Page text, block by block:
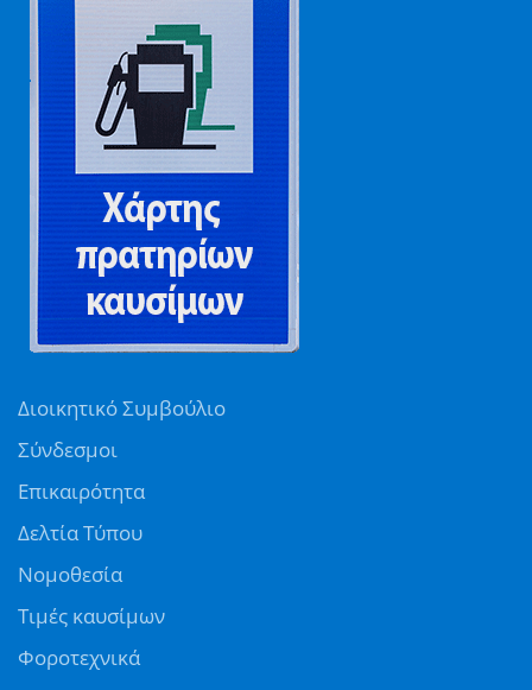
Διοικητικό Συμβούλιο
Σύνδεσμοι
Επικαιρότητα
Δελτία Τύπου
Νομοθεσία
Τιμές καυσίμων
Φοροτεχνικά